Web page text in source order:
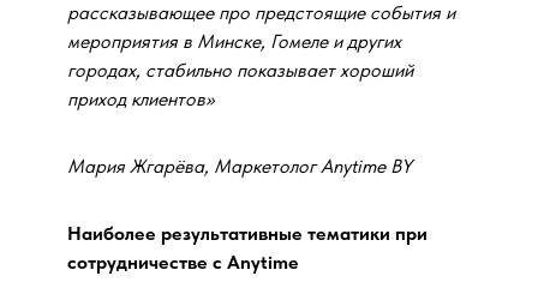
рассказывающее про предстоящие события и
мероприятия в Минске, Гомеле и других
городах, стабильно показывает хороший
приход клиентов»
Мария Жгарёва, Маркетолог Anytime BY
Наиболее результативные тематики при
сотрудничестве с Anytime